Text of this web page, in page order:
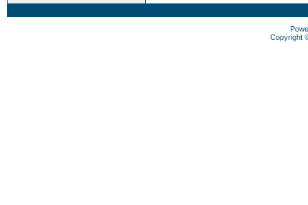
Copyright